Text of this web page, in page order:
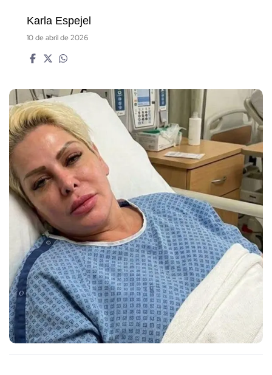
Karla Espejel
10 de abril de 2026